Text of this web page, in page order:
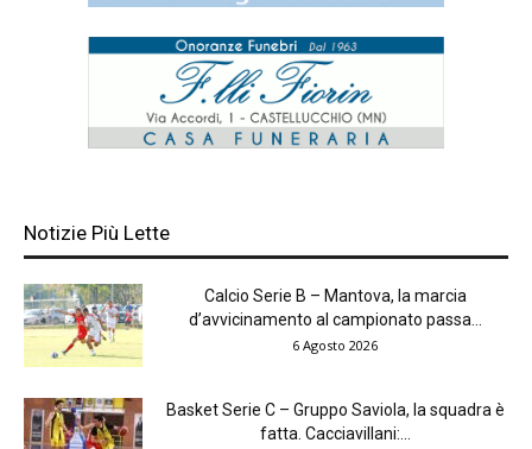
Notizie Più Lette
Calcio Serie B – Mantova, la marcia
d’avvicinamento al campionato passa...
6 Agosto 2026
Basket Serie C – Gruppo Saviola, la squadra è
fatta. Cacciavillani:...